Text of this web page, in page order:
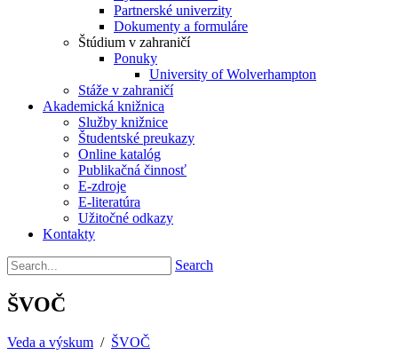
Partnerské univerzity
Dokumenty a formuláre
Štúdium v zahraničí
Ponuky
University of Wolverhampton
Stáže v zahraničí
Akademická knižnica
Služby knižnice
Študentské preukazy
Online katalóg
Publikačná činnosť
E-zdroje
E-literatúra
Užitočné odkazy
Kontakty
Search
ŠVOČ
Veda a výskum / ŠVOČ